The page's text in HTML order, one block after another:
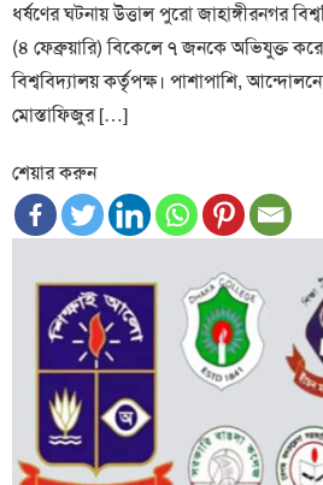
ধর্ষণের ঘটনায় উত্তাল পুরো জাহাঙ্গীরনগর
(৪ ফেব্রুয়ারি) বিকেলে ৭ জনকে অভিযুক্ত
বিশ্ববিদ্যালয় কর্তৃপক্ষ। পাশাপাশি,
মোস্তাফিজুর […]
শেয়ার করুন